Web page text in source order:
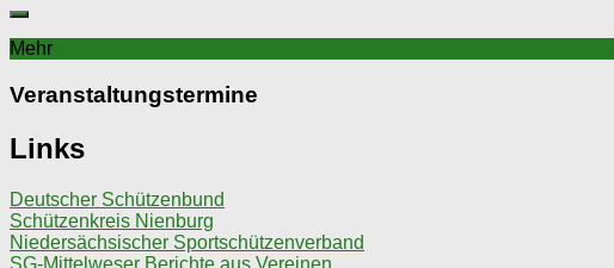
Mehr
Veranstaltungstermine
Links
Deutscher Schützenbund
Schützenkreis Nienburg
Niedersächsischer Sportschützenverband
SG-Mittelweser Berichte aus Vereinen